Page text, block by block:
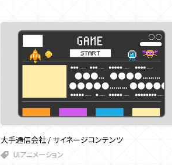
大手通信会社 / サイネージコンテンツ
UIアニメーション